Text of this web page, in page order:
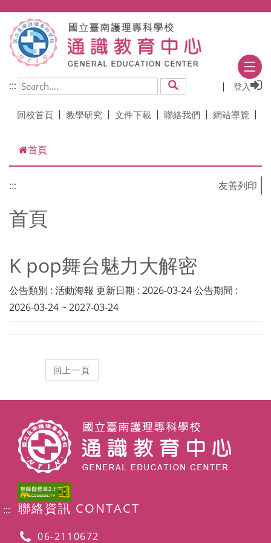
::: 搜尋 登入
回校首頁 教學研究 文件下載 聯絡我們 網站導覽
首頁
:::
首頁
K pop舞台魅力大解密
公告類別 : 活動海報 更新日期 : 2026-03-24 公告期間 :
2026-03-24 ~ 2027-03-24
::: 聯絡資訊 CONTACT
06-2110672